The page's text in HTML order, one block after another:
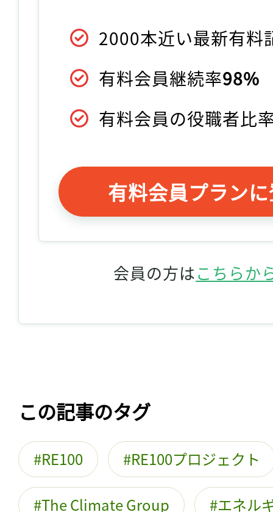
2000本近い最新有料
有料会員継続率98%
有料会員の役職者比
有料会員プラン
会員の方はこちらか
この記事のタグ
RE100 RE100プロジェクト
The Climate Group エネル